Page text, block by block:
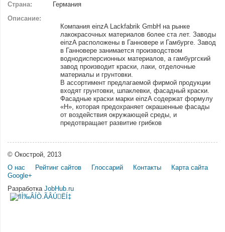
Страна:
Германия
Описание:
Компания einzA Lackfabrik GmbH на рынке
лакокрасочных материалов более ста лет. Заводы
einzA расположены в Ганновере и Гамбурге. Завод
в Ганновере занимается производством
воднодисперсионных материалов, а гамбургский
завод производит краски, лаки, отделочные
материалы и грунтовки.
В ассортимент предлагаемой фирмой продукции
входят грунтовки, шпаклевки, фасадный краски.
Фасадные краски марки einzA содержат формулу
«Н», которая предохраняет окрашенные фасады
от воздействия окружающей среды, и
предотвращает развитие грибков
© Окострой, 2013
О нас
Рейтинг сайтов Глоссарий Контакты
Карта сайта
Google+
Разработка JobHub.ru